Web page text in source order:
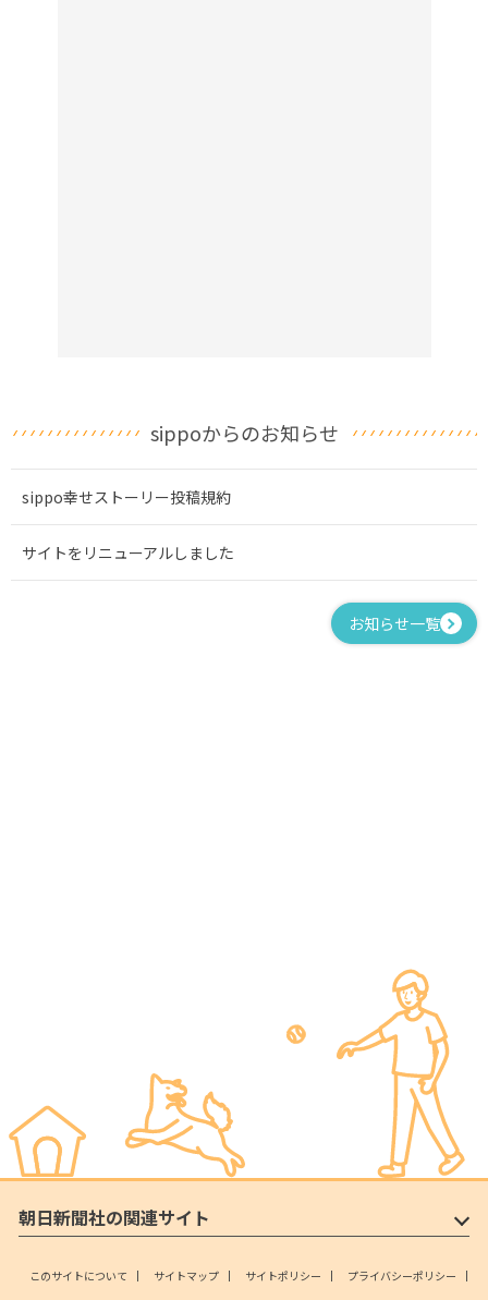
sippoからのお知らせ
sippo幸せストーリー投稿規約
サイトをリニューアルしました
お知らせ一覧
朝日新聞社の関連サイト
このサイトについて サイトマップ サイトポリシー
プライバシーポリシー